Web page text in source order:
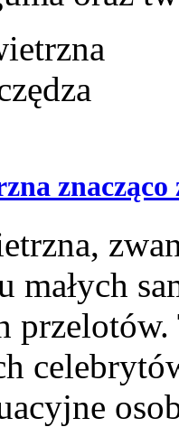
znacząco
małych